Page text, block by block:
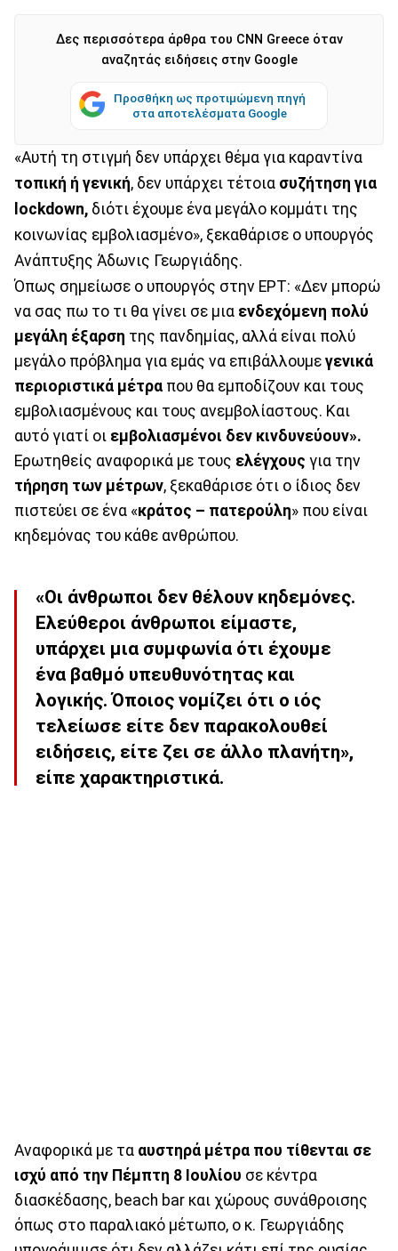
Δες περισσότερα άρθρα του CNN Greece όταν
αναζητάς ειδήσεις στην Google
Προσθήκη ως προτιμώμενη πηγή
στα αποτελέσματα Google
«Αυτή τη στιγμή δεν υπάρχει θέμα για καραντίνα
τοπική ή γενική, δεν υπάρχει τέτοια συζήτηση για
lockdown, διότι έχουμε ένα μεγάλο κομμάτι της
κοινωνίας εμβολιασμένο», ξεκαθάρισε ο υπουργός
Ανάπτυξης Άδωνις Γεωργιάδης.
Όπως σημείωσε ο υπουργός στην ΕΡΤ: «Δεν μπορώ
να σας πω το τι θα γίνει σε μια ενδεχόμενη πολύ
μεγάλη έξαρση της πανδημίας, αλλά είναι πολύ
μεγάλο πρόβλημα για εμάς να επιβάλλουμε γενικά
περιοριστικά μέτρα που θα εμποδίζουν και τους
εμβολιασμένους και τους ανεμβολίαστους. Και
αυτό γιατί οι εμβολιασμένοι δεν κινδυνεύουν».
Ερωτηθείς αναφορικά με τους ελέγχους για την
τήρηση των μέτρων, ξεκαθάρισε ότι ο ίδιος δεν
πιστεύει σε ένα «κράτος – πατερούλη» που είναι
κηδεμόνας του κάθε ανθρώπου.
«Οι άνθρωποι δεν θέλουν κηδεμόνες.
Ελεύθεροι άνθρωποι είμαστε,
υπάρχει μια συμφωνία ότι έχουμε
ένα βαθμό υπευθυνότητας και
λογικής. Όποιος νομίζει ότι ο ιός
τελείωσε είτε δεν παρακολουθεί
ειδήσεις, είτε ζει σε άλλο πλανήτη»,
είπε χαρακτηριστικά.
Αναφορικά με τα αυστηρά μέτρα που τίθενται σε
ισχύ από την Πέμπτη 8 Ιουλίου σε κέντρα
διασκέδασης, beach bar και χώρους συνάθροισης
όπως στο παραλιακό μέτωπο, ο κ. Γεωργιάδης